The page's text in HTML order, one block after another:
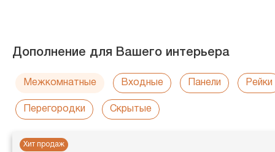
Дополнение для Вашего интерьера
Межкомнатные Входные Панели Рейки
Перегородки Скрытые
Хит продаж